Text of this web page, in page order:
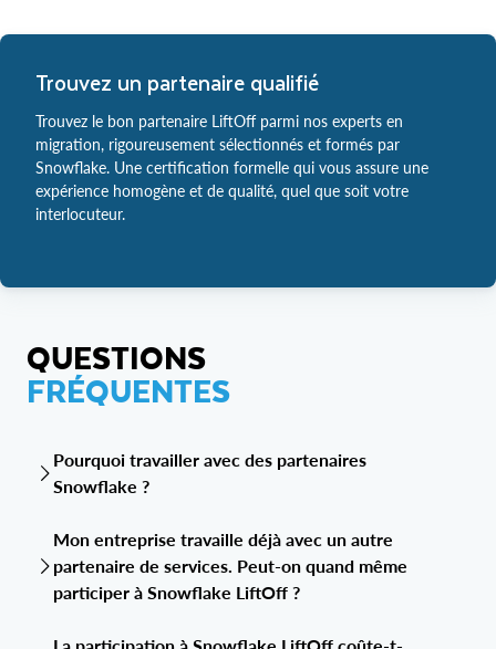
Trouvez un partenaire qualifié
Trouvez le bon partenaire LiftOff parmi nos experts en
migration, rigoureusement sélectionnés et formés par
Snowflake. Une certification formelle qui vous assure une
expérience homogène et de qualité, quel que soit votre
interlocuteur.
QUESTIONS
FRÉQUENTES
Pourquoi travailler avec des partenaires
Snowflake ?
preuves sur des migrations complexes d’entrepôts de
données vers Snowflake et le Snowflake AI Data Cloud..
Grâce au programme LiftOff, ils mobilisent des ressources
formation continues— pour raccourcir les délais et limiter
Mon entreprise travaille déjà avec un autre
partenaire de services. Peut-on quand même
participer à Snowflake LiftOff ?